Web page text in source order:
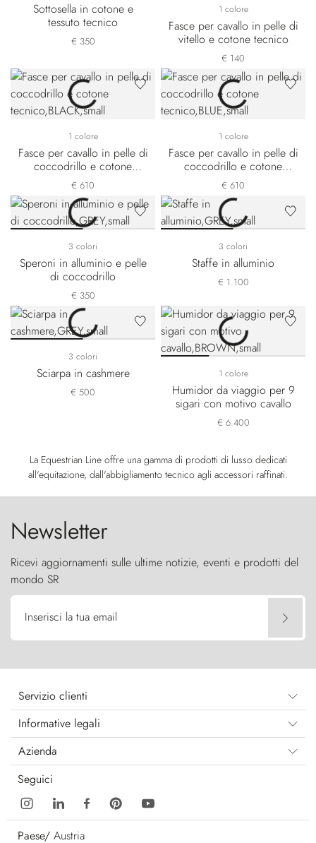
Sottosella in cotone e
tessuto tecnico
€ 350
1 colore
Fasce per cavallo in pelle di
vitello e cotone tecnico
€ 140
1 colore
Fasce per cavallo in pelle di
coccodrillo e cotone
tecnico
€ 610
1 colore
Fasce per cavallo in pelle di
coccodrillo e cotone
tecnico
€ 610
3 colori
Speroni in alluminio e pelle
di coccodrillo
€ 350
3 colori
Staffe in alluminio
€ 1.100
3 colori
Sciarpa in cashmere
€ 500
1 colore
Humidor da viaggio per 9
sigari con motivo cavallo
€ 6.400
La Equestrian Line offre una gamma di prodotti di lusso dedicati
all'equitazione, dall'abbigliamento tecnico agli accessori raffinati.
Newsletter
Ricevi aggiornamenti sulle ultime notizie, eventi e prodotti del
mondo SR
Inserisci la tua email
Servizio clienti
Informative legali
Azienda
Seguici
Paese/ Austria